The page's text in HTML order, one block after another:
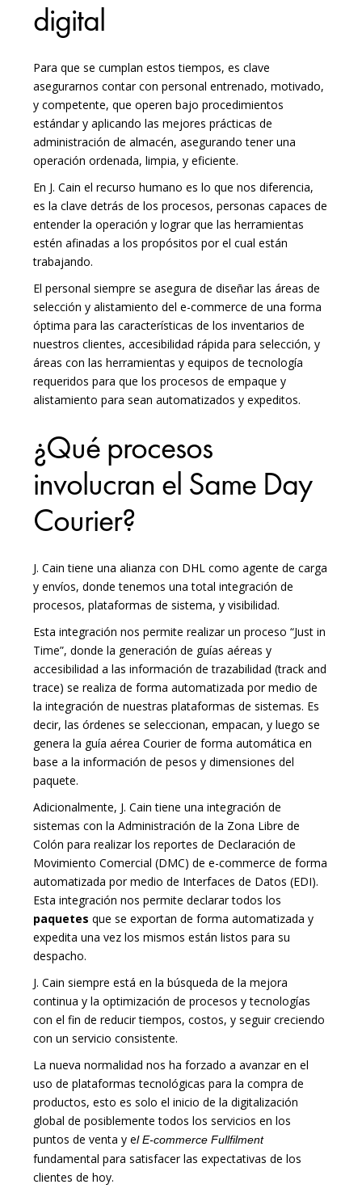
digital
Para que se cumplan estos tiempos, es clave
asegurarnos contar con personal entrenado, motivado,
y competente, que operen bajo procedimientos
estándar y aplicando las mejores prácticas de
administración de almacén, asegurando tener una
operación ordenada, limpia, y eficiente.
En J. Cain el recurso humano es lo que nos diferencia,
es la clave detrás de los procesos, personas capaces de
entender la operación y lograr que las herramientas
estén afinadas a los propósitos por el cual están
trabajando.
El personal siempre se asegura de diseñar las áreas de
selección y alistamiento del e-commerce de una forma
óptima para las características de los inventarios de
nuestros clientes, accesibilidad rápida para selección, y
áreas con las herramientas y equipos de tecnología
requeridos para que los procesos de empaque y
alistamiento para sean automatizados y expeditos.
¿Qué procesos
involucran el Same Day
Courier?
J. Cain tiene una alianza con DHL como agente de carga
y envíos, donde tenemos una total integración de
procesos, plataformas de sistema, y visibilidad.
Esta integración nos permite realizar un proceso “Just in
Time”, donde la generación de guías aéreas y
accesibilidad a las información de trazabilidad (track and
trace) se realiza de forma automatizada por medio de
la integración de nuestras plataformas de sistemas. Es
decir, las órdenes se seleccionan, empacan, y luego se
genera la guía aérea Courier de forma automática en
base a la información de pesos y dimensiones del
paquete.
Adicionalmente, J. Cain tiene una integración de
sistemas con la Administración de la Zona Libre de
Colón para realizar los reportes de Declaración de
Movimiento Comercial (DMC) de e-commerce de forma
automatizada por medio de Interfaces de Datos (EDI).
Esta integración nos permite declarar todos los
paquetes que se exportan de forma automatizada y
expedita una vez los mismos están listos para su
despacho.
J. Cain siempre está en la búsqueda de la mejora
continua y la optimización de procesos y tecnologías
con el fin de reducir tiempos, costos, y seguir creciendo
con un servicio consistente.
La nueva normalidad nos ha forzado a avanzar en el
uso de plataformas tecnológicas para la compra de
productos, esto es solo el inicio de la digitalización
global de posiblemente todos los servicios en los
puntos de venta y el E-commerce Fullfilment
fundamental para satisfacer las expectativas de los
clientes de hoy.